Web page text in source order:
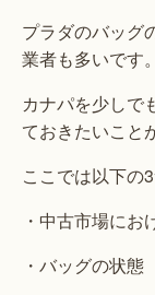
プラダのバッグ
業者も多いです。
カナパを少しで
ておきたいこと
ここでは以下の
・中古市場に
・バッグの状態